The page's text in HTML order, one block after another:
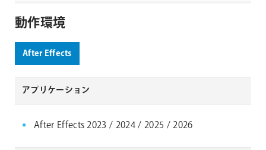
動作環境
After Effects
アプリケーション
After Effects 2023 / 2024 / 2025 / 2026